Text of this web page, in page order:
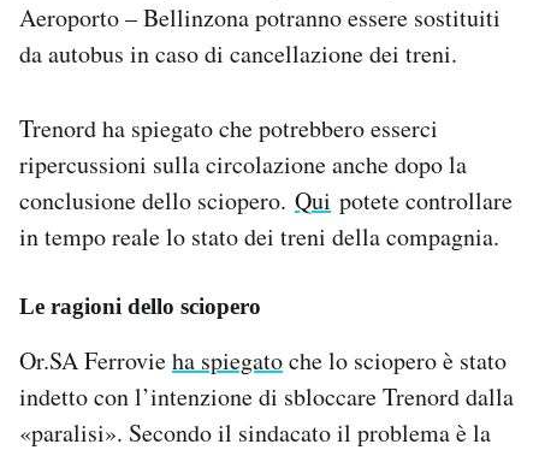
Aeroporto – Bellinzona potranno essere sostituiti
da autobus in caso di cancellazione dei treni.
Trenord ha spiegato che potrebbero esserci
ripercussioni sulla circolazione anche dopo la
conclusione dello sciopero. Qui potete controllare
in tempo reale lo stato dei treni della compagnia.
Le ragioni dello sciopero
Or.SA Ferrovieha spiegatoche lo sciopero è stato
indetto con l’intenzione di sbloccare Trenord dalla
«paralisi». Secondo il sindacato il problema è la